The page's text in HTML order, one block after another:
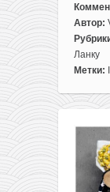
к
записи
из
на
Ланку
всего
165€
Автор:
Ланку
Метки: